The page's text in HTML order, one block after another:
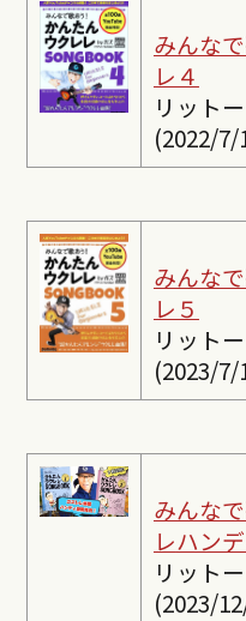
みんな
レ４
リット
(2022/7/
みんな
レ５
リット
(2023/7/
みんな
レハン
リット
(2023/